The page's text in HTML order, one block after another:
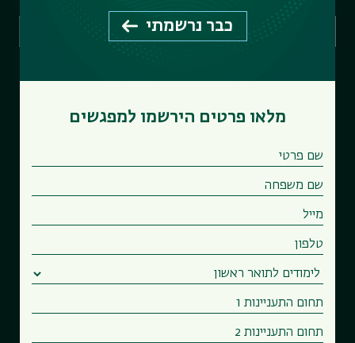
כבר נרשמתי
מלאו פרטים הירשמו למפגשים